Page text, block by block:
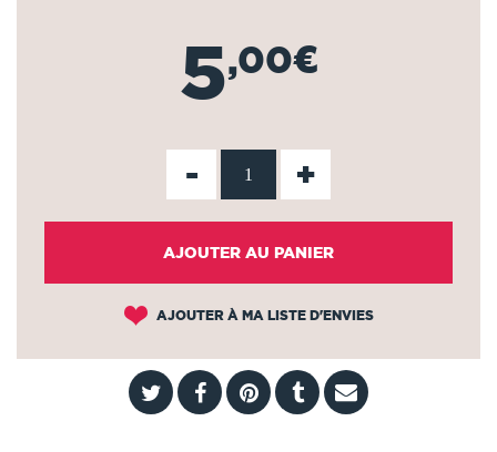
5,00€
- +
AJOUTER AU PANIER
AJOUTER À MA LISTE D'ENVIES